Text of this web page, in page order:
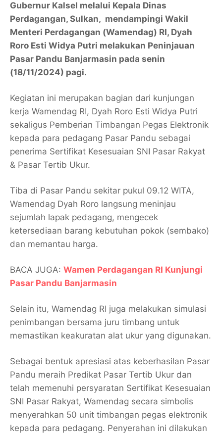
Gubernur Kalsel melalui Kepala Dinas
Perdagangan, Sulkan, mendampingi Wakil
Menteri Perdagangan (Wamendag) RI, Dyah
Roro Esti Widya Putri melakukan Peninjauan
Pasar Pandu Banjarmasin pada senin
(18/11/2024) pagi.
Kegiatan ini merupakan bagian dari kunjungan
kerja Wamendag RI, Dyah Roro Esti Widya Putri
sekaligus Pemberian Timbangan Pegas Elektronik
kepada para pedagang Pasar Pandu sebagai
penerima Sertifikat Kesesuaian SNI Pasar Rakyat
& Pasar Tertib Ukur.
Tiba di Pasar Pandu sekitar pukul 09.12 WITA,
Wamendag Dyah Roro langsung meninjau
sejumlah lapak pedagang, mengecek
ketersediaan barang kebutuhan pokok (sembako)
dan memantau harga.
BACA JUGA: Wamen Perdagangan RI Kunjungi
Pasar Pandu Banjarmasin
Selain itu, Wamendag RI juga melakukan simulasi
penimbangan bersama juru timbang untuk
memastikan keakuratan alat ukur yang digunakan.
Sebagai bentuk apresiasi atas keberhasilan Pasar
Pandu meraih Predikat Pasar Tertib Ukur dan
telah memenuhi persyaratan Sertifikat Kesesuaian
SNI Pasar Rakyat, Wamendag secara simbolis
menyerahkan 50 unit timbangan pegas elektronik
kepada para pedagang. Penyerahan ini dilakukan